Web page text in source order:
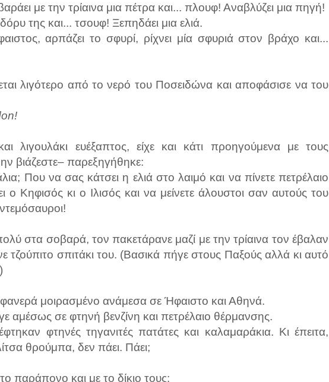
με την τρίαινα μια πέτρα και... πλουφ! Αναβλύζει μια πηγή!
της και... τσουφ! Ξεπηδάει μια ελιά.
αρπάζει το σφυρί, ρίχνει μία σφυριά στον βράχο και...
λιγότερο από το νερό του Ποσειδώνα και αποφάσισε να του
λιγουλάκι ευέξαπτος, είχε και κάτι προηγούμενα με τους
βιάζεστε– παρεξηγήθηκε:
Που να σας κάτσει η ελιά στο λαιμό και να πίνετε πετρέλαιο
ο Κηφισός κι ο Ιλισός και να μείνετε άλουστοι σαν αυτούς του
στα σοβαρά, τον πακετάρανε μαζί με την τρίαινα τον έβαλαν
τζούπιτο σπιτάκι του. (Βασικά πήγε στους Παξούς αλλά κι αυτό
μοιρασμένο ανάμεσα σε Ήφαιστο και Αθηνά.
αμέσως σε φτηνή βενζίνη και πετρέλαιο θέρμανσης.
φτηνές τηγανιτές πατάτες και καλαμαράκια. Κι έπειτα,
θρούμπα, δεν πάει. Πάει;
παράπονο και με το δίκιο τους: